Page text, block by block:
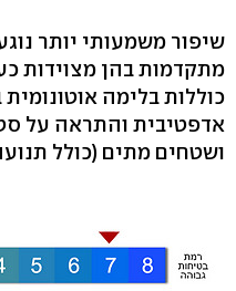
שיפור משמעותי יותר
מתקדמות בהן מצוידות
כוללות בלימה
אדפטיבית והתראה על
ושטחים מתים (כולל